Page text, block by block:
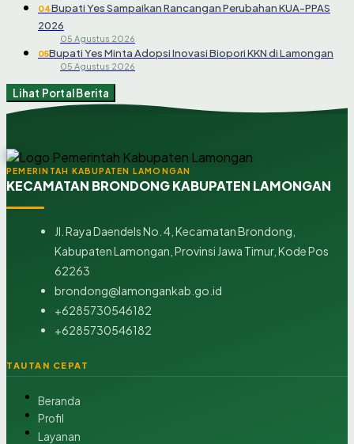
04Bupati Yes Sampaikan Rancangan Perubahan KUA-PPAS
2026
05 Agustus 2026
05Bupati Yes Minta Adopsi Inovasi Biopori KKN di Lamongan
05 Agustus 2026
Lihat Portal Berita
PEMERINTAH KABUPATEN LAMONGAN
KECAMATAN BRONDONG KABUPATEN LAMONGAN
Jl. Raya Daendels No. 4, Kecamatan Brondong,
Kabupaten Lamongan, Provinsi Jawa Timur, Kode Pos
62263
brondong@lamongankab.go.id
+6285730546182
+6285730546182
TAUTAN CEPAT
Beranda
Profil
Layanan